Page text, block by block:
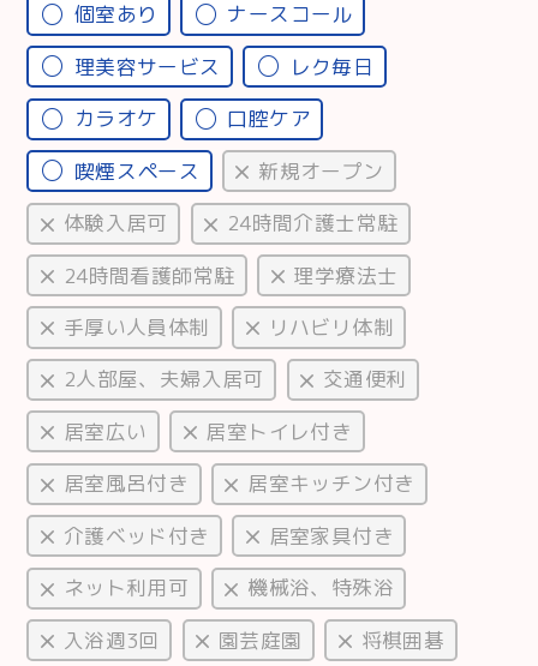
個室あり
ナースコール
理美容サービス
レク毎日
カラオケ
口腔ケア
喫煙スペース
新規オープン
体験入居可
24時間介護士常駐
24時間看護師常駐
理学療法士
手厚い人員体制
リハビリ体制
2人部屋、夫婦入居可
交通便利
居室広い
居室トイレ付き
居室風呂付き
居室キッチン付き
介護ベッド付き
居室家具付き
ネット利用可
機械浴、特殊浴
入浴週3回
園芸庭園
将棋囲碁